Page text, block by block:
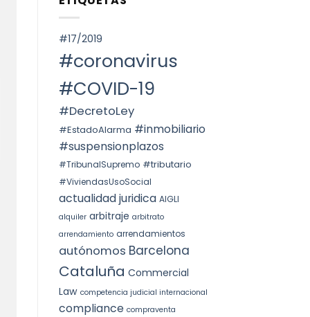
ОКРУГА
Voto
la
STS
la
prórroga
indefinida
#17/2019
#coronavirus
#COVID-19
#DecretoLey
#EstadoAlarma #inmobiliario
#suspensionplazos
#TribunalSupremo #tributario
#ViviendasUsoSocial
actualidad juridica AIGLI
alquiler arbitraje arbitrato
arrendamiento arrendamientos
autónomos Barcelona
Cataluña Commercial
Law competencia judicial internacional
compliance compraventa